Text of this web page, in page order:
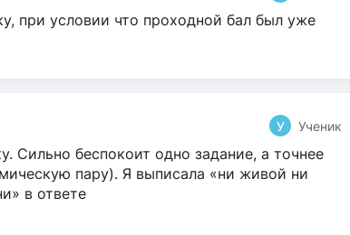
при условии что проходной бал был уже
У Ученик
Сильно беспокоит одно задание, а точнее
пару). Я выписала «ни живой ни
в ответе